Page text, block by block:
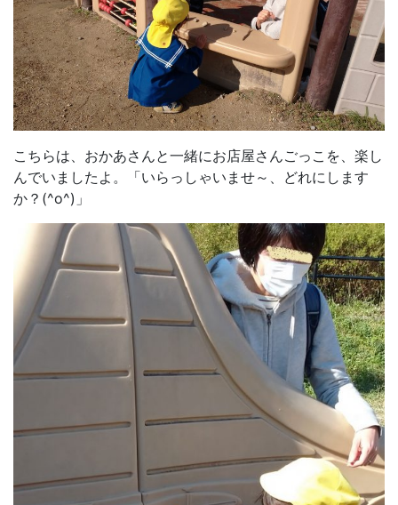
こちらは、おかあさんと一緒にお店屋さんごっこを、楽し
んでいましたよ。「いらっしゃいませ～、どれにします
か？(^o^)」